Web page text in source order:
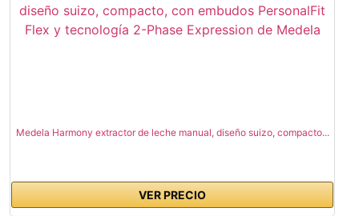
Medela Harmony extractor de leche manual, diseño suizo, compacto...
VER PRECIO